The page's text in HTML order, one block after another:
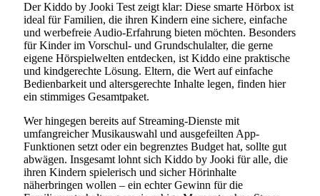
Der Kiddo by Jooki Test zeigt klar: Diese smarte Hörbox ist
ideal für Familien, die ihren Kindern eine sichere, einfache
und werbefreie Audio-Erfahrung bieten möchten. Besonders
für Kinder im Vorschul- und Grundschulalter, die gerne
eigene Hörspielwelten entdecken, ist Kiddo eine praktische
und kindgerechte Lösung. Eltern, die Wert auf einfache
Bedienbarkeit und altersgerechte Inhalte legen, finden hier
ein stimmiges Gesamtpaket.
Wer hingegen bereits auf Streaming-Dienste mit
umfangreicher Musikauswahl und ausgefeilten App-
Funktionen setzt oder ein begrenztes Budget hat, sollte gut
abwägen. Insgesamt lohnt sich Kiddo by Jooki für alle, die
ihren Kindern spielerisch und sicher Hörinhalte
näherbringen wollen – ein echter Gewinn für die